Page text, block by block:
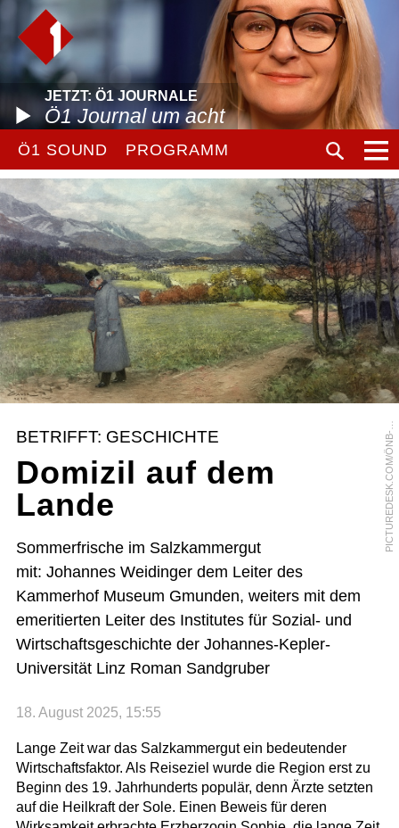
JETZT: Ö1 JOURNALE
Ö1 Journal um acht
Ö1 SOUND PROGRAMM
P
I
C
T
U
R
E
D
E
S
K
.
C
O
M
/
Ö
N
B
-
B
I
L
D
A
R
C
H
I
V
/
W
I
L
H
E
L
M
G
A
U
S
E
BETRIFFT: GESCHICHTE
Domizil auf dem
Lande
Sommerfrische im Salzkammergut
mit: Johannes Weidinger dem Leiter des
Kammerhof Museum Gmunden, weiters mit dem
emeritierten Leiter des Institutes für Sozial- und
Wirtschaftsgeschichte der Johannes-Kepler-
Universität Linz Roman Sandgruber
18. August 2025, 15:55
Lange Zeit war das Salzkammergut ein bedeutender
Wirtschaftsfaktor. Als Reiseziel wurde die Region erst zu
Beginn des 19. Jahrhunderts populär, denn Ärzte setzten
auf die Heilkraft der Sole. Einen Beweis für deren